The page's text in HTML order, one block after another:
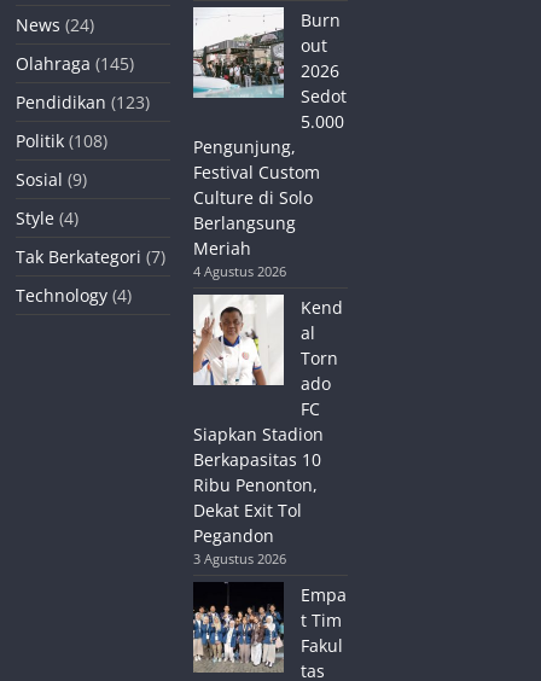
News (24)
Olahraga (145)
Pendidikan (123)
Politik (108)
Sosial (9)
Style (4)
Tak Berkategori (7)
Technology (4)
Burn
out
2026
Sedot
5.000
Pengunjung,
Festival Custom
Culture di Solo
Berlangsung
Meriah
4 Agustus 2026
Kend
al
Torn
ado
FC
Siapkan Stadion
Berkapasitas 10
Ribu Penonton,
Dekat Exit Tol
Pegandon
3 Agustus 2026
Empa
t Tim
Fakul
tas